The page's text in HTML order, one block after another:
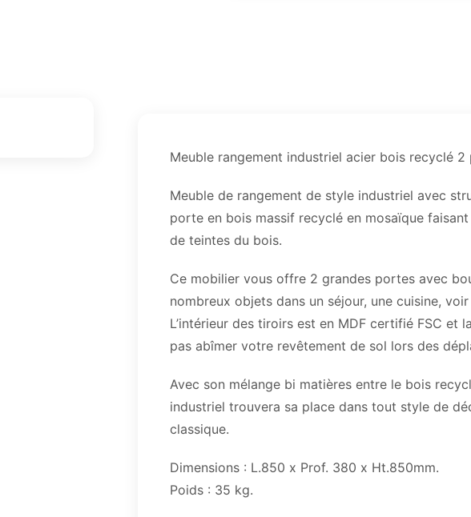
Meuble rangement industriel acier bois recyclé
Meuble de rangement de style industriel avec
porte en bois massif recyclé en mosaïque
de teintes du bois.
Ce mobilier vous offre 2 grandes portes avec
nombreux objets dans un séjour, une cuisine,
L’intérieur des tiroirs est en MDF certifié FSC
pas abîmer votre revêtement de sol lors des
Avec son mélange bi matières entre le bois
industriel trouvera sa place dans tout style de
classique.
Dimensions : L.850 x Prof. 380 x Ht.850mm.
Poids : 35 kg.